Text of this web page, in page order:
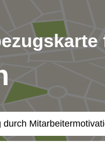
durch